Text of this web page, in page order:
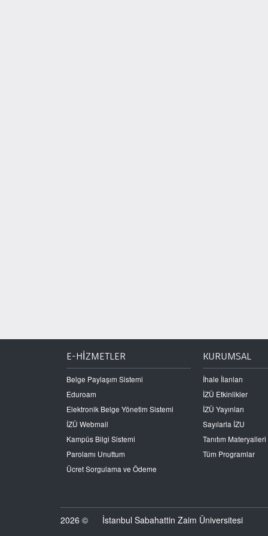
E-HİZMETLER
Belge Paylaşım Sistemi
Eduroam
Elektronik Belge Yönetim Sistemi
İZÜ Webmail
Kampüs Bilgi Sistemi
Parolamı Unuttum
Ücret Sorgulama ve Ödeme
KURUMSAL
İhale İlanları
İZÜ Etkinlikler
İZÜ Yayınları
Sayılarla İZU
Tanıtım Materyalleri
Tüm Programlar
2026 © İstanbul Sabahattin Zaim Üniversitesi